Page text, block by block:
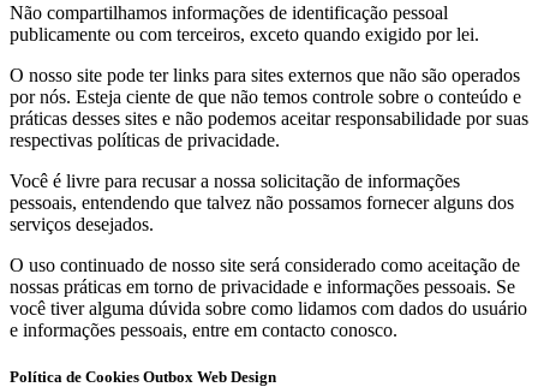
Não compartilhamos informações de identificação pessoal
publicamente ou com terceiros, exceto quando exigido por lei.
O nosso site pode ter links para sites externos que não são operados
por nós. Esteja ciente de que não temos controle sobre o conteúdo e
práticas desses sites e não podemos aceitar responsabilidade por suas
respectivas políticas de privacidade.
Você é livre para recusar a nossa solicitação de informações
pessoais, entendendo que talvez não possamos fornecer alguns dos
serviços desejados.
O uso continuado de nosso site será considerado como aceitação de
nossas práticas em torno de privacidade e informações pessoais. Se
você tiver alguma dúvida sobre como lidamos com dados do usuário
e informações pessoais, entre em contacto conosco.
Política de Cookies Outbox Web Design